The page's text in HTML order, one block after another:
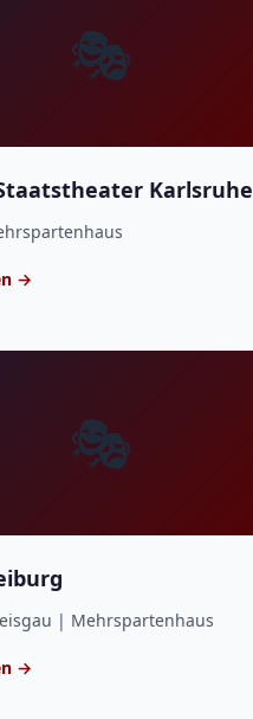
🎭
Karlsruhe
→
🎭
| Mehrspartenhaus
→